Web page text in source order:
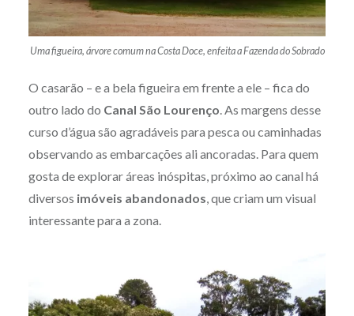
Uma figueira, árvore comum na Costa Doce, enfeita a Fazenda do Sobrado
O casarão – e a bela figueira em frente a ele – fica do
outro lado do Canal São Lourenço. As margens desse
curso d’água são agradáveis para pesca ou caminhadas
observando as embarcações ali ancoradas. Para quem
gosta de explorar áreas inóspitas, próximo ao canal há
diversos imóveis abandonados, que criam um visual
interessante para a zona.